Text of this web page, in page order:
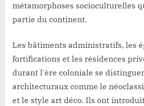
métamorphoses socioculturelles
partie du continent.
Les bâtiments administratifs, les
fortifications et les résidences
durant l'ère coloniale se
architecturaux comme le
et le style art déco. Ils ont